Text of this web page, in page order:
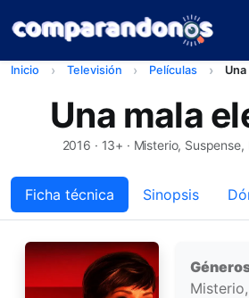
Inicio Televisión Películas
Una mala
2016 · 13+ · Misterio,
Ficha técnica Sinopsis
Ficha técnica